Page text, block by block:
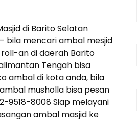
di Barito Selatan
bila mencari ambal mesjid
an di daerah Barito
Tengah bisa
ambal di kota anda, bila
musholla bisa pesan
9518-8008 Siap melayani
ambal masjid ke